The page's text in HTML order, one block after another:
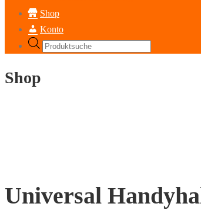
Shop
Konto
Products
Shop
Universal